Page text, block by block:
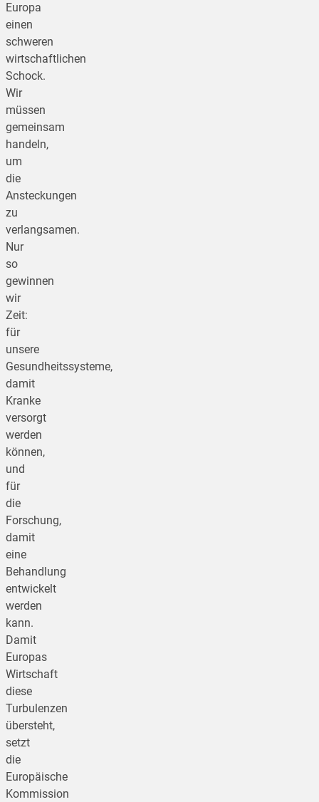
Europa
einen
schweren
wirtschaftlichen
Schock.
Wir
müssen
gemeinsam
handeln,
um
die
Ansteckungen
zu
verlangsamen.
Nur
so
gewinnen
wir
Zeit:
für
unsere
Gesundheitssysteme,
damit
Kranke
versorgt
werden
können,
und
für
die
Forschung,
damit
eine
Behandlung
entwickelt
werden
kann.
Damit
Europas
Wirtschaft
diese
Turbulenzen
übersteht,
setzt
die
Europäische
Kommission